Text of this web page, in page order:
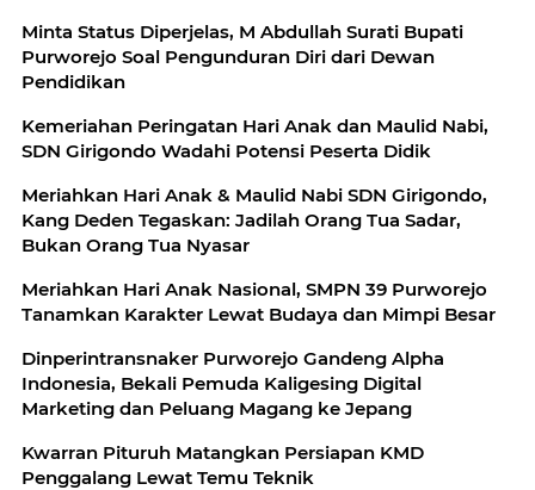
Minta Status Diperjelas, M Abdullah Surati Bupati
Purworejo Soal Pengunduran Diri dari Dewan
Pendidikan
Kemeriahan Peringatan Hari Anak dan Maulid Nabi,
SDN Girigondo Wadahi Potensi Peserta Didik
Meriahkan Hari Anak & Maulid Nabi SDN Girigondo,
Kang Deden Tegaskan: Jadilah Orang Tua Sadar,
Bukan Orang Tua Nyasar
Meriahkan Hari Anak Nasional, SMPN 39 Purworejo
Tanamkan Karakter Lewat Budaya dan Mimpi Besar
Dinperintransnaker Purworejo Gandeng Alpha
Indonesia, Bekali Pemuda Kaligesing Digital
Marketing dan Peluang Magang ke Jepang
Kwarran Pituruh Matangkan Persiapan KMD
Penggalang Lewat Temu Teknik